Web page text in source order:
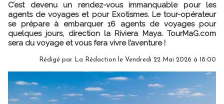
C’est devenu un rendez-vous immanquable pour les
agents de voyages et pour Exotismes. Le tour-opérateur
se prépare à embarquer 16 agents de voyages pour
quelques jours, direction la Riviera Maya. TourMaG.com
sera du voyage et vous fera vivre l’aventure !
Rédigé par La Rédaction le Vendredi 22 Mai 2026 à 18:00